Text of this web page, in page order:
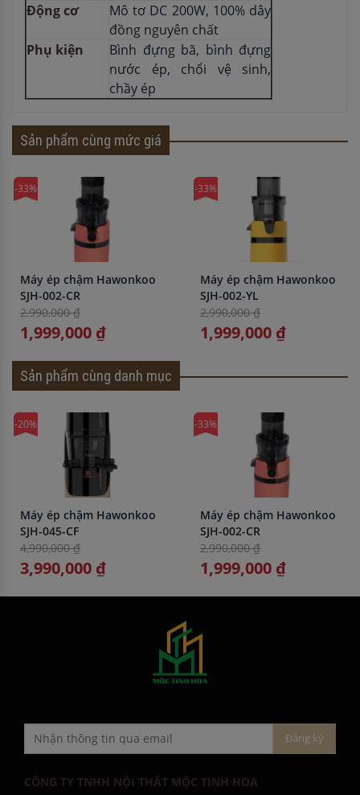
Động cơ
Mô tơ DC 200W, 100% dây
đồng nguyên chất
Phụ kiện
Bình đựng bã, bình đựng
nước ép, chổi vệ sinh,
chầy ép
Sản phẩm cùng mức giá
-33%
Máy ép chậm Hawonkoo
SJH-002-CR
2,990,000 ₫
1,999,000 ₫
-33%
Máy ép chậm Hawonkoo
SJH-002-YL
2,990,000 ₫
1,999,000 ₫
Sản phẩm cùng danh mục
-20%
Máy ép chậm Hawonkoo
SJH-045-CF
4,990,000 ₫
3,990,000 ₫
-33%
Máy ép chậm Hawonkoo
SJH-002-CR
2,990,000 ₫
1,999,000 ₫
CÔNG TY TNHH NỘI THẤT MỘC TINH HOA